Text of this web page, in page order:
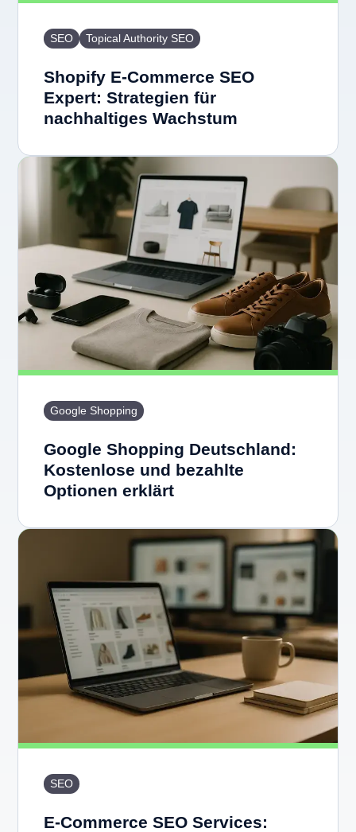
SEO Topical Authority SEO
Shopify E-Commerce SEO
Expert: Strategien für
nachhaltiges Wachstum
Google Shopping
Google Shopping Deutschland:
Kostenlose und bezahlte
Optionen erklärt
SEO
E-Commerce SEO Services: